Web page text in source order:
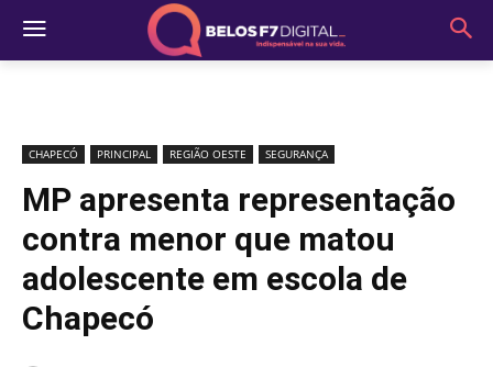
CHAPECÓ PRINCIPAL REGIÃO OESTE SEGURANÇA
MP apresenta representação
contra menor que matou
adolescente em escola de
Chapecó